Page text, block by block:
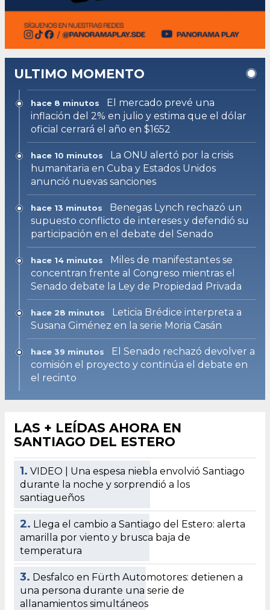
ULTIMO MOMENTO
hace 8 minutos
El mercado prevé una
inflación del 2% en julio y estima que el dólar
oficial cerrará el año en $1652
hace 10 minutos
La ONU alertó por la crisis
humanitaria en Cuba y Estados Unidos
anunció nuevas sanciones
hace 13 minutos
Benegas Lynch rechazó un
supuesto conflicto de intereses y defendió su
participación en el debate del Senado
hace 14 minutos
Miles de manifestantes se
concentran frente al Congreso mientras el
Senado debate la Ley de Propiedad Privada
hace 28 minutos
Leticia Brédice interpreta a
Susana Giménez en la serie Moria Casán
hace 39 minutos
El Senado rechazó devolver a
comisión el proyecto y continúa el debate en
el recinto
LAS + LEÍDAS AHORA EN
SANTIAGO DEL ESTERO
1. VIDEO | Una espesa niebla envolvió Santiago
durante la noche y sorprendió a los
santiagueños
2. Llega el cambio a Santiago del Estero: alerta
amarilla por viento y brusca baja de
temperatura
3. Desfalco en Fürth Automotores: detienen a
una persona durante una serie de
allanamientos simultáneos